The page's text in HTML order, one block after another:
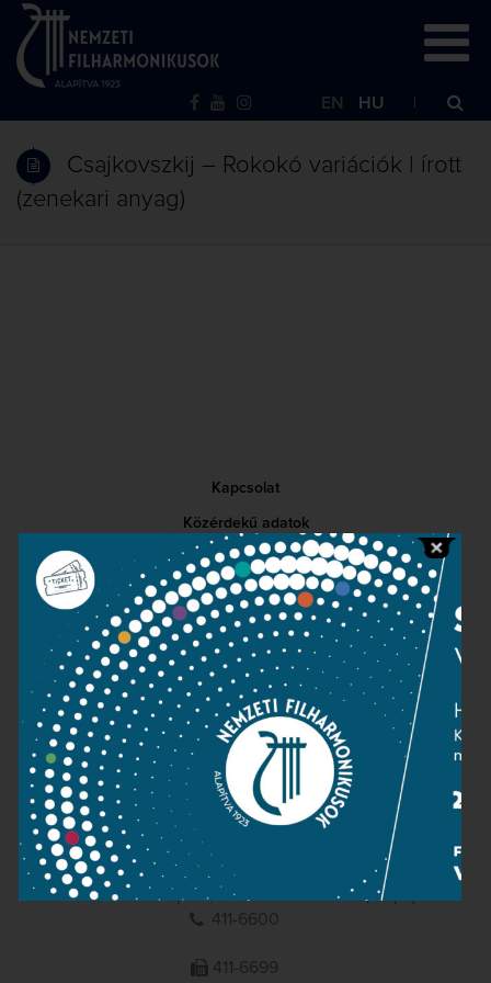
EN HU
Csajkovszkij – Rokokó variációk | írott
(zenekari anyag)
Kapcsolat
Közérdekű adatok
Sajtószoba
Adatvédelem
Impresszum
NEMZETI
FILHARMONIKUSOK
1095 Budapest, Komor Marcell u. 1. (Müpa)
411-6600
411-6699